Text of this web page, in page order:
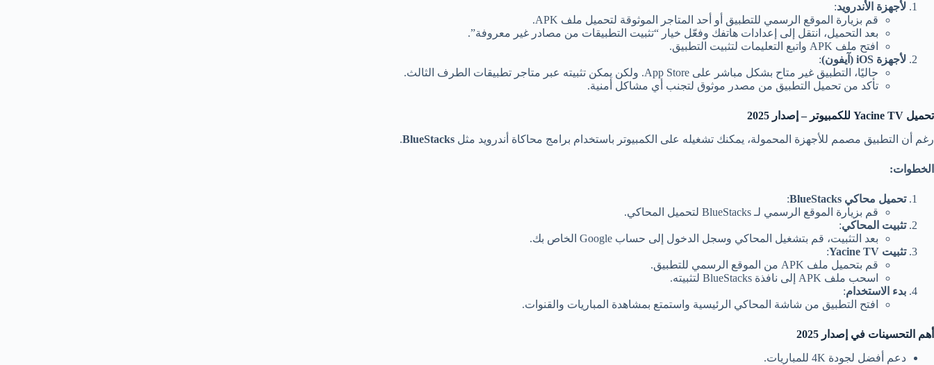
لأجهزة الأندرويد:
قم بزيارة الموقع الرسمي للتطبيق أو أحد المتاجر الموثوقة لتحميل ملف APK.
بعد التحميل، انتقل إلى إعدادات هاتفك وفعّل خيار “تثبيت التطبيقات من مصادر غير معروفة”.
افتح ملف APK واتبع التعليمات لتثبيت التطبيق.
لأجهزة iOS (
آيفون):
حاليًا، التطبيق غير متاح بشكل مباشر على App Store. ولكن يمكن تثبيته عبر متاجر تطبيقات الطرف الثالث.
تأكد من تحميل التطبيق من مصدر موثوق لتجنب أي مشاكل أمنية.
تحميل Yacine TV
للكمبيوتر – إصدار 2025
رغم أن التطبيق مصمم للأجهزة المحمولة، يمكنك تشغيله على الكمبيوتر باستخدام برامج محاكاة أندرويد مثل BlueStacks
.
الخطوات:
تحميل محاكي BlueStacks
:
قم بزيارة الموقع الرسمي لـ BlueStacks لتحميل المحاكي.
تثبيت المحاكي:
بعد التثبيت، قم بتشغيل المحاكي وسجل الدخول إلى حساب Google الخاص بك.
تثبيت Yacine TV
:
قم بتحميل ملف APK من الموقع الرسمي للتطبيق.
اسحب ملف APK إلى نافذة BlueStacks لتثبيته.
بدء الاستخدام:
افتح التطبيق من شاشة المحاكي الرئيسية واستمتع بمشاهدة المباريات والقنوات.
أهم التحسينات في إصدار 2025
دعم أفضل لجودة 4K للمباريات.